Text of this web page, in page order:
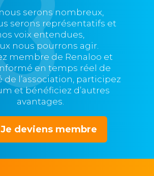
serons nombreux,
serons représentatifs et
voix entendues,
nous pourrons agir.
membre de Renaloo et
en temps réel de
de l’association, participez
et bénéficiez d’autres
avantages.
Je deviens membre